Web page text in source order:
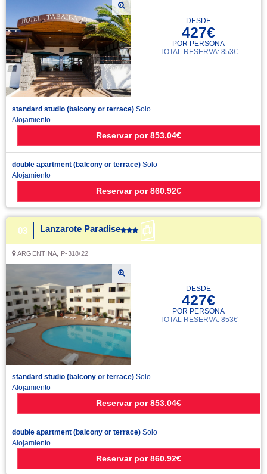
DESDE
427€
POR PERSONA
TOTAL RESERVA: 853€
standard studio (balcony or terrace) Solo
Alojamiento
Reservar por 853.04€
double apartment (balcony or terrace) Solo
Alojamiento
Reservar por 860.92€
03 Lanzarote Paradise
ARGENTINA, P-318/22
DESDE
427€
POR PERSONA
TOTAL RESERVA: 853€
standard studio (balcony or terrace) Solo
Alojamiento
Reservar por 853.04€
double apartment (balcony or terrace) Solo
Alojamiento
Reservar por 860.92€